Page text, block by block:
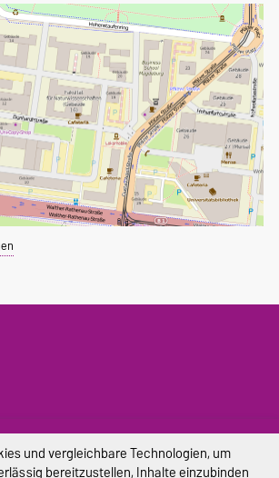
Impressum
und vergleichbare Technologien, um
bereitzustellen, Inhalte einzubinden